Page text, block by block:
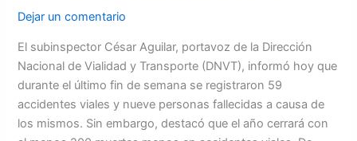
Dejar un comentario
El subinspector César Aguilar, portavoz de la Dirección
Nacional de Vialidad y Transporte (DNVT), informó hoy que
durante el último fin de semana se registraron 59
accidentes viales y nueve personas fallecidas a causa de
los mismos. Sin embargo, destacó que el año cerrará con
año